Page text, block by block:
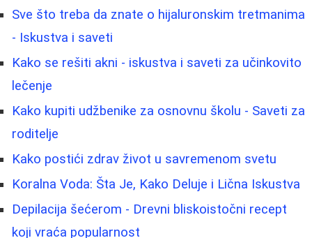
Sve što treba da znate o hijaluronskim tretmanima
- Iskustva i saveti
Kako se rešiti akni - iskustva i saveti za učinkovito
lečenje
Kako kupiti udžbenike za osnovnu školu - Saveti za
roditelje
Kako postići zdrav život u savremenom svetu
Koralna Voda: Šta Je, Kako Deluje i Lična Iskustva
Depilacija šećerom - Drevni bliskoistočni recept
koji vraća popularnost